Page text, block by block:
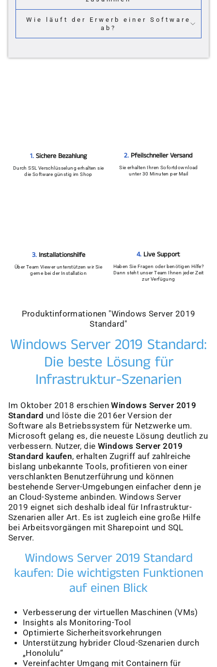
Wie läuft der Erwerb einer Software
ab?
1.Sichere Bezahlung
Durch SSL Verschlüsselung erhalten sie
die Software günstig im Shop
2. Pfeilschneller Versand
Sie erhalten Ihren Sofortdownload
unter 30 Minuten per Mail
3. Installationshilfe
Über Team Viewer unterstützen wir Sie
gerne bei der Installation
4. Live Support
Haben Sie Fragen oder benötigen Hilfe?
Dann steht unser Team Ihnen jeder Zeit
zur Verfügung
Produktinformationen "Windows Server 2019
Standard"
Windows Server 2019 Standard:
Die beste Lösung für
Infrastruktur-Szenarien
Im Oktober 2018 erschienWindows Server 2019
Standard und löste die 2016er Version der
Software als Betriebssystem für Netzwerke um.
Microsoft gelang es, die neueste Lösung deutlich zu
verbessern. Nutzer, die Windows Server 2019
Standard kaufen, erhalten Zugriff auf zahlreiche
bislang unbekannte Tools, profitieren von einer
verschlankten Benutzerführung und können
bestehende Server-Umgebungen einfacher denn je
an Cloud-Systeme anbinden. Windows Server
2019 eignet sich deshalb ideal für Infrastruktur-
Szenarien aller Art. Es ist zugleich eine große Hilfe
bei Arbeitsvorgängen mit Sharepoint und SQL
Server.
Windows Server 2019 Standard
kaufen: Die wichtigsten Funktionen
auf einen Blick
Verbesserung der virtuellen Maschinen (VMs)
Insights als Monitoring-Tool
Optimierte Sicherheitsvorkehrungen
Unterstützung hybrider Cloud-Szenarien durch
„Honolulu“
Vereinfachter Umgang mit Containern für